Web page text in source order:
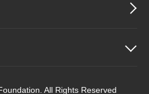
All Rights Reserved